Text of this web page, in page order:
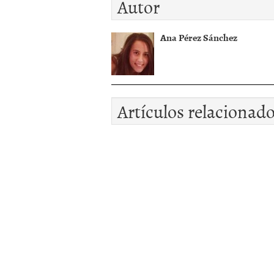
Autor
Ana Pérez Sánchez
Artículos